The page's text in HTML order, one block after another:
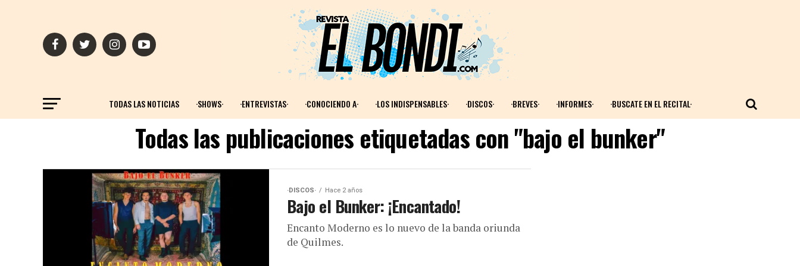
TODAS LAS NOTICIAS ·SHOWS· ·ENTREVISTAS· ·CONOCIENDO A· ·LOS INDISPENSABLES· ·DISCOS· ·BREVES· ·INFORMES· ·BUSCATE EN EL RECITAL·
Todas las publicaciones etiquetadas con "bajo el bunker"
·DISCOS· Hace 2 años
Bajo el Bunker: ¡Encantado!
Encanto Moderno es lo nuevo de la banda oriunda
de Quilmes.